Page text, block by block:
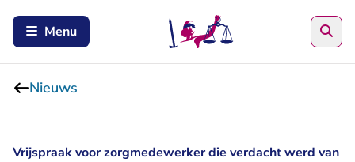
Menu
Nieuws
Vrijspraak voor zorgmedewerker die verdacht werd van